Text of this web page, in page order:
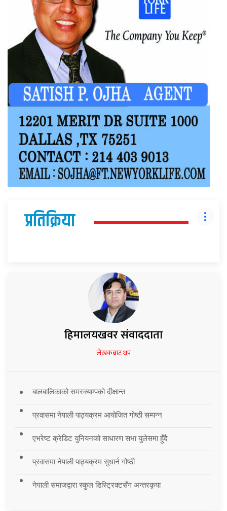
प्रतिक्रिया
हिमालयखवर संवाददाता
लेखकबाट थप
बालबालिकाको समरक्याम्पको दीक्षान्त
प्रवासमा नेपाली पाठ्यक्रम आयोजित गोष्ठी सम्पन्न
एभरेष्ट क्रेडिट युनियनको साधारण सभा युलेसमा हुँदै
प्रवासमा नेपाली पाठ्यक्रम सुधार्न गोष्ठी
नेपाली समाजद्वारा स्कुल डिस्ट्रिक्टसँग अन्तरकृया